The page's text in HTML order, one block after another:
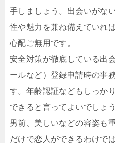
手しましょう。出会いがな
性や魅力を兼ね備えていれ
心配ご無用です。
安全対策が徹底している出
ールなど）登録申請時の事
す。年齢認証などもしっか
できると言ってよいでしょう
男前、美しいなどの容姿も
だけで恋人ができるわけで